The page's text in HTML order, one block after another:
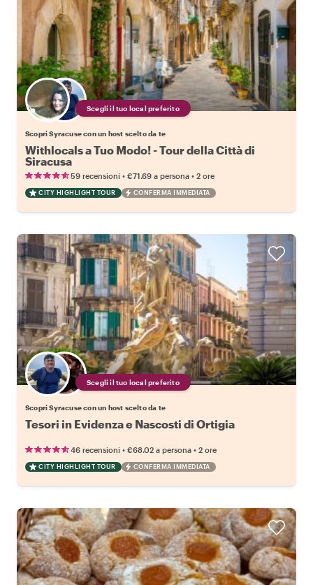
Scegli il tuo local preferito
Scopri Syracuse con un host scelto da te
Withlocals a Tuo Modo! - Tour della Città di
Siracusa
59 recensioni • €71.69 a persona • 2 ore
CITY HIGHLIGHT TOUR CONFERMA IMMEDIATA
Scegli il tuo local preferito
Scopri Syracuse con un host scelto da te
Tesori in Evidenza e Nascosti di Ortigia
46 recensioni • €68.02 a persona • 2 ore
CITY HIGHLIGHT TOUR CONFERMA IMMEDIATA